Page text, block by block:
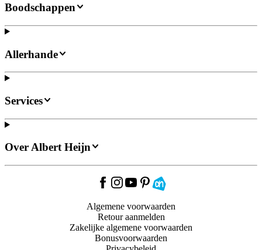
Boodschappen
Allerhande
Services
Over Albert Heijn
Algemene voorwaarden
Retour aanmelden
Zakelijke algemene voorwaarden
Bonusvoorwaarden